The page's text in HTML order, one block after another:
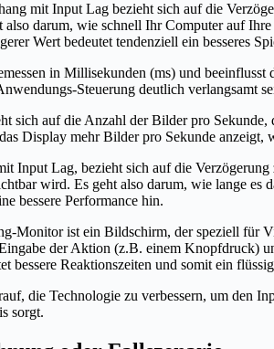
mit Input Lag bezieht sich auf die
also darum, wie schnell Ihr Computer auf
Wert bedeutet tendenziell ein besseres
in Millisekunden (ms) und
Steuerung deutlich verlangsamt
sich auf die Anzahl der Bilder pro
Display mehr Bilder pro Sekunde
Input Lag, bezieht sich auf die
wird. Es geht also darum, wie lange
bessere Performance hin.
Monitor ist ein Bildschirm, der speziell für
der Aktion (z.B. einem Knopfdruck)
bessere Reaktionszeiten und somit ein
die Technologie zu verbessern, um den
sorgt.